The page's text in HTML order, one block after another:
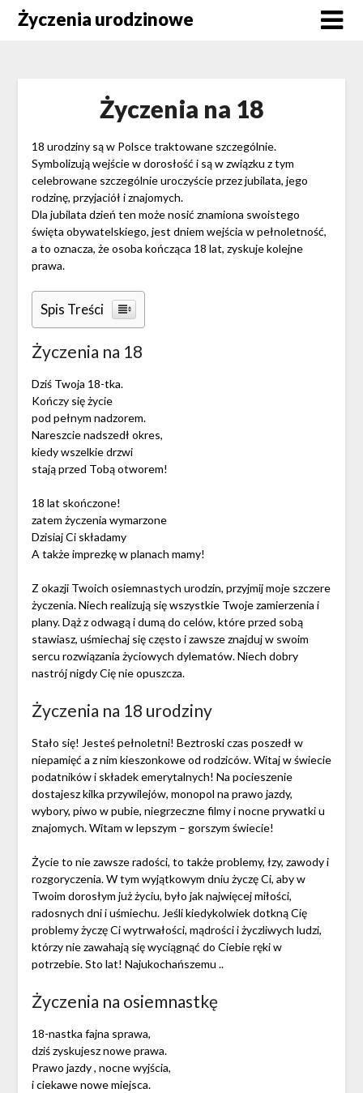
SkipŻyczenia urodzinowe
Życzenia na 18
18 urodziny są w Polsce traktowane szczególnie.
Symbolizują wejście w dorosłość i są w związku z tym
celebrowane szczególnie uroczyście przez jubilata, jego
rodzinę, przyjaciół i znajomych.
Dla jubilata dzień ten może nosić znamiona swoistego
święta obywatelskiego, jest dniem wejścia w pełnoletność,
a to oznacza, że osoba kończąca 18 lat, zyskuje kolejne
prawa.
Spis Treści
Życzenia na 18
Dziś Twoja 18-tka.
Kończy się życie
pod pełnym nadzorem.
Nareszcie nadszedł okres,
kiedy wszelkie drzwi
stają przed Tobą otworem!
18 lat skończone!
zatem życzenia wymarzone
Dzisiaj Ci składamy
A także imprezkę w planach mamy!
Z okazji Twoich osiemnastych urodzin, przyjmij moje szczere
życzenia. Niech realizują się wszystkie Twoje zamierzenia i
plany. Dąż z odwagą i dumą do celów, które przed sobą
stawiasz, uśmiechaj się często i zawsze znajduj w swoim
sercu rozwiązania życiowych dylematów. Niech dobry
nastrój nigdy Cię nie opuszcza.
Życzenia na 18 urodziny
Stało się! Jesteś pełnoletni! Beztroski czas poszedł w
niepamięć a z nim kieszonkowe od rodziców. Witaj w świecie
podatników i składek emerytalnych! Na pocieszenie
dostajesz kilka przywilejów, monopol na prawo jazdy,
wybory, piwo w pubie, niegrzeczne filmy i nocne prywatki u
znajomych. Witam w lepszym – gorszym świecie!
Życie to nie zawsze radości, to także problemy, łzy, zawody i
rozgoryczenia. W tym wyjątkowym dniu życzę Ci, aby w
Twoim dorosłym już życiu, było jak najwięcej miłości,
radosnych dni i uśmiechu. Jeśli kiedykolwiek dotkną Cię
problemy życzę Ci wytrwałości, mądrości i życzliwych ludzi,
którzy nie zawahają się wyciągnąć do Ciebie ręki w
potrzebie. Sto lat! Najukochańszemu ..
Życzenia na osiemnastkę
18-nastka fajna sprawa,
dziś zyskujesz nowe prawa.
Prawo jazdy , nocne wyjścia,
i ciekawe nowe miejsca.